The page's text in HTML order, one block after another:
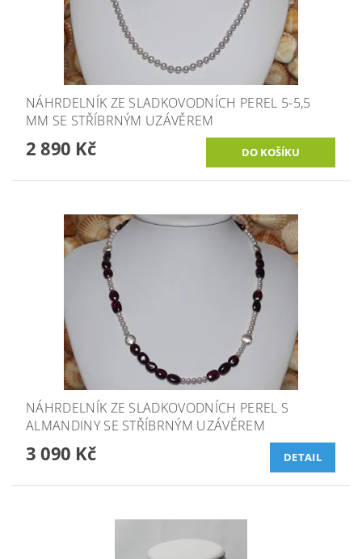
NÁHRDELNÍK ZE SLADKOVODNÍCH PEREL 5-5,5
MM SE STŘÍBRNÝM UZÁVĚREM
2 890 Kč
NÁHRDELNÍK ZE SLADKOVODNÍCH PEREL S
ALMANDINY SE STŘÍBRNÝM UZÁVĚREM
3 090 Kč DETAIL